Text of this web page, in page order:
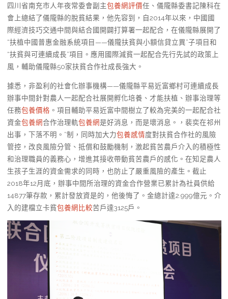
四川省南充市人年夜常委會副主包養網評價任、儀隴縣委書記陳科在
會上總結了儀隴縣的脫貧結果，他先容到，自2014年以來，中國國
際經濟技巧交通中間與結合國開闢打算署一起配合，在儀隴縣展開了
“扶植中國普惠金融系統項目——儀隴扶貧與小額信貸立異”子項目和
“扶貧與可連續成長”項目。應用國際減貧一起配合先行先試的政策上
風，輔助儀隴縣50家扶貧合作社成長強大。
據悉，非盈利的社會化辦事機構——儀隴縣平易近富鄉村可連續成長
辦事中間針對農人一起配合社展開孵化培養、才能扶植、辦事治理等
任務包養價格 。項目輔助平易近富中間樹立了較為完美的一起配合社
資金包養網合作治理軌包養網是好消息，而是壞消息。，裴奕在祁州
出事，下落不明。”制，同時加大力包養感情度對扶貧合作社的風險
管控，改良風險分管、抵償和鼓勵機制，激起貧苦農戶介入的積極性
和治理職員的義務心，增進其接收帶動貧苦農戶的感化。在知足農人
生孩子生涯的資金需求的同時，也防止了嚴重風險的產生。截止
2018年12月底，辦事中間所治理的資金合作營業已累計為社員供給
14877筆存款，累計發放資是的，他後悔了。金總計達2.999億元。介
入的建檔立卡貧包養網比較苦戶達3125戶。